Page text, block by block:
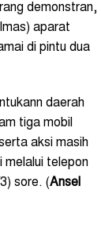
demonstran,
aparat
di pintu dua
daerah
tiga mobil
aksi masih
melalui telepon
sore. (Ansel